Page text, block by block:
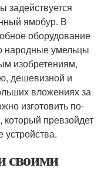
задействуется
ямобур. В
оборудование
народные умельцы
изобретениям,
дешевизной и
вложениях за
изготовить по-
превзойдет
устройства.
своими